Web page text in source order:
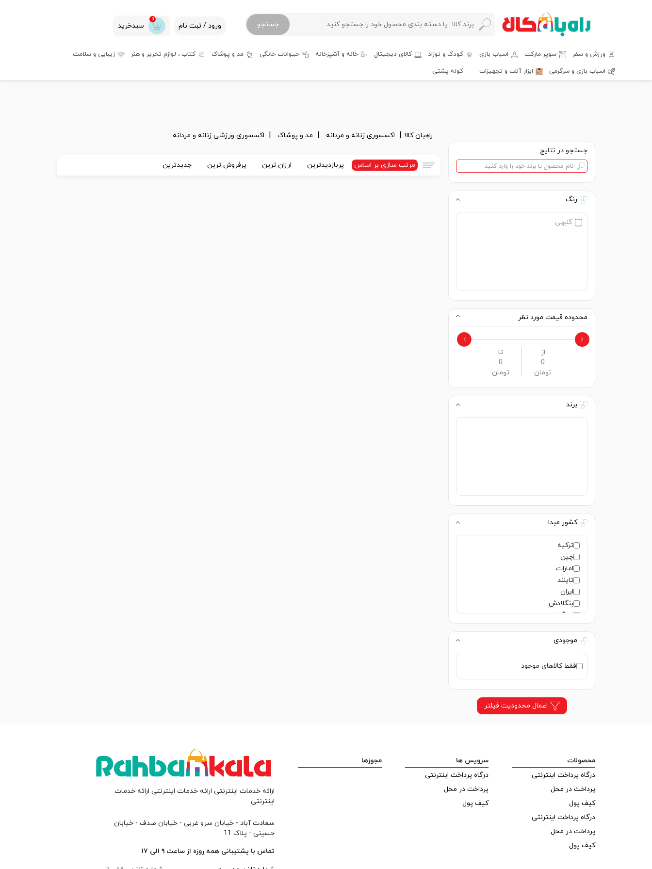
جستجو ورود / ثبت نام
0
سبدخرید
ورزش و سفر سوپر مارکت اسباب بازی کودک و نوزاد کالای دیجیتال خانه و آشپزخانه حیوانات خانگی مد و پوشاک کتاب ، لوازم تحریر و هنر
زیبایی و سلامت
اسباب بازی و سرگرمی
ابزار آلات و تجهیزات کوله پشتی
جستجو در نتایج
رنگ
گلبهی
محدوده قیمت مورد نظر
از
0
تومان
تا
0
تومان
برند
کشور مبدا
ترکیه
چین
امارات
تایلند
ایران
بنگلادش
سنگاپور
هند
لهستان
ایتالیا
هلند
مصر
اسپانیا
تونس
سوئد
آلمان
موجودی
فقط کالاهای موجود
اعمال محدودیت فیلتر
راهبان کالا اکسسوری زنانه و مردانه مد و پوشاک اکسسوری ورزشی زنانه و مردانه
مرتب سازی بر اساس پربازدیدترین ارزان ترین پرفروش ترین جدیدترین
محصولات
درگاه پرداخت اینترنتی
پرداخت در محل
کیف پول
درگاه پرداخت اینترنتی
پرداخت در محل
کیف پول
سرویس ها
درگاه پرداخت اینترنتی
پرداخت در محل
کیف پول
مجوزها
ارائه خدمات اینترنتی ارائه خدمات اینترنتی ارائه خدمات
اینترنتی
سعادت آباد - خیابان سرو غربی - خیابان صدف - خیابان
حسینی - پلاک 11
تماس با پشتیبانی همه روزه از ساعت ۹ الی ۱۷